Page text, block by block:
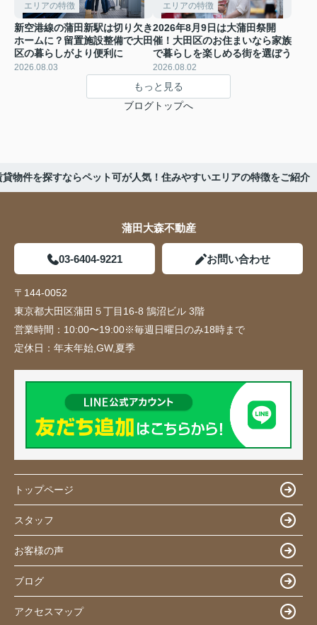
エリアの特徴
新空港線の蒲田新駅は切り欠き
ホームに？留置施設整備で大田
区の暮らしがより便利に
2026.08.03
エリアの特徴
2026年8月9日は大蒲田祭開
催！大田区のお住まいなら家族
で暮らしを楽しめる街を選ぼう
2026.08.02
もっと見る
ブログトップへ
物件を探すならペット可が人気！住みやすいエリアの特徴をご紹介
蒲田大森不動産
03-6404-9221 お問い合わせ
〒144-0052
東京都大田区蒲田５丁目16-8 鵠沼ビル 3階
営業時間： 10:00〜19:00※毎週日曜日のみ18時まで
定休日： 年末年始,GW,夏季
トップページ
スタッフ
お客様の声
ブログ
アクセスマップ